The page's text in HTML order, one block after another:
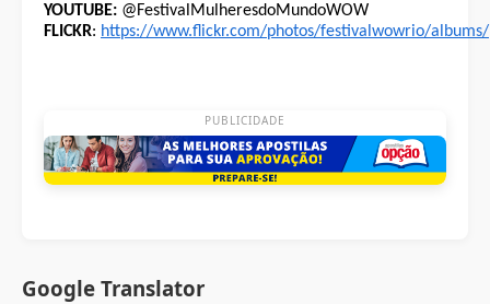
YOUTUBE: @FestivalMulheresdoMundoWOW
FLICKR: https://www.flickr.com/photos/festivalwowrio/albums/
PUBLICIDADE
Google Translator